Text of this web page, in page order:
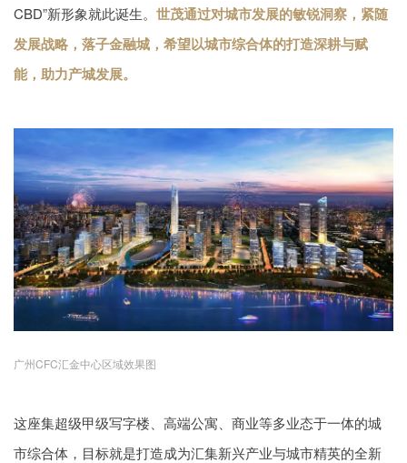
CBD”新形象就此诞生。 世茂通过对城市发展的敏锐洞察，紧随
发展战略，落子金融城，希望以城市综合体的打造深耕与赋
能，助力产城发展。
广州CFC汇金中心区域效果图
这座集超级甲级写字楼、高端公寓、商业等多业态于一体的城
市综合体，目标就是打造成为汇集新兴产业与城市精英的全新